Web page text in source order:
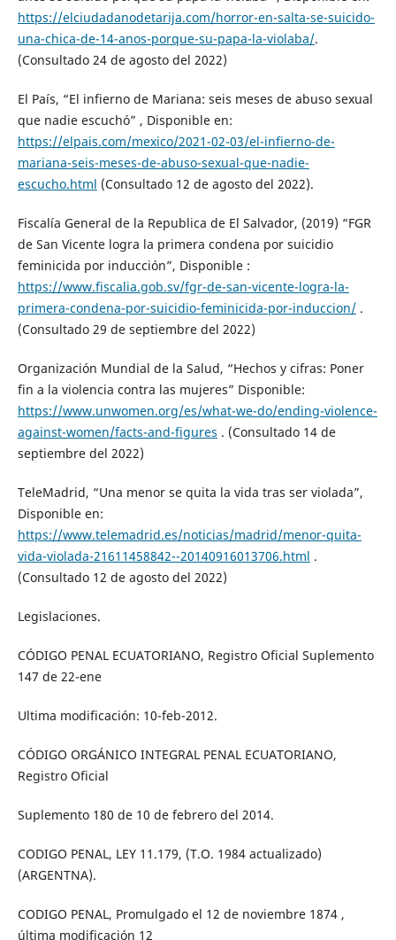
https://elciudadanodetarija.com/horror-en-salta-se-suicido-
una-chica-de-14-anos-porque-su-papa-la-violaba/.
(Consultado 24 de agosto del 2022)
El País, “El infierno de Mariana: seis meses de abuso sexual
que nadie escuchó” , Disponible en:
https://elpais.com/mexico/2021-02-03/el-infierno-de-
mariana-seis-meses-de-abuso-sexual-que-nadie-
escucho.html (Consultado 12 de agosto del 2022).
Fiscalía General de la Republica de El Salvador, (2019) “FGR
de San Vicente logra la primera condena por suicidio
feminicida por inducción”, Disponible :
https://www.fiscalia.gob.sv/fgr-de-san-vicente-logra-la-
primera-condena-por-suicidio-feminicida-por-induccion/.
(Consultado 29 de septiembre del 2022)
Organización Mundial de la Salud, “Hechos y cifras: Poner
fin a la violencia contra las mujeres” Disponible:
https://www.unwomen.org/es/what-we-do/ending-violence-
against-women/facts-and-figures . (Consultado 14 de
septiembre del 2022)
TeleMadrid, “Una menor se quita la vida tras ser violada”,
Disponible en:
https://www.telemadrid.es/noticias/madrid/menor-quita-
vida-violada-21611458842--20140916013706.html .
(Consultado 12 de agosto del 2022)
Legislaciones.
CÓDIGO PENAL ECUATORIANO, Registro Oficial Suplemento
147 de 22-ene
Ultima modificación: 10-feb-2012.
CÓDIGO ORGÁNICO INTEGRAL PENAL ECUATORIANO,
Registro Oficial
Suplemento 180 de 10 de febrero del 2014.
CODIGO PENAL, LEY 11.179, (T.O. 1984 actualizado)
(ARGENTNA).
CODIGO PENAL, Promulgado el 12 de noviembre 1874 ,
última modificación 12